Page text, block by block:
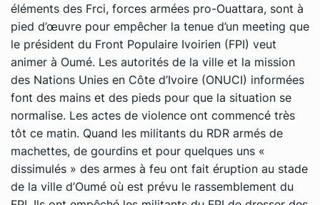
éléments des Frci, forces armées pro-Ouattara, sont à
pied d’œuvre pour empêcher la tenue d’un meeting que
le président du Front Populaire Ivoirien (FPI) veut
animer à Oumé. Les autorités de la ville et la mission
des Nations Unies en Côte d’Ivoire (ONUCI) informées
font des mains et des pieds pour que la situation se
normalise. Les actes de violence ont commencé très
tôt ce matin. Quand les militants du RDR armés de
machettes, de gourdins et pour quelques uns «
dissimulés » des armes à feu ont fait éruption au stade
de la ville d’Oumé où est prévu le rassemblement du